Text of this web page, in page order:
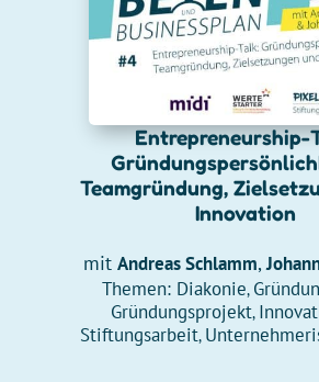
Entrepreneurship-
Teamgründung,
Innovation
mit Andreas Schlamm,
Themen: Diakonie,
Gründungsprojekt,
Stiftungsarbeit,